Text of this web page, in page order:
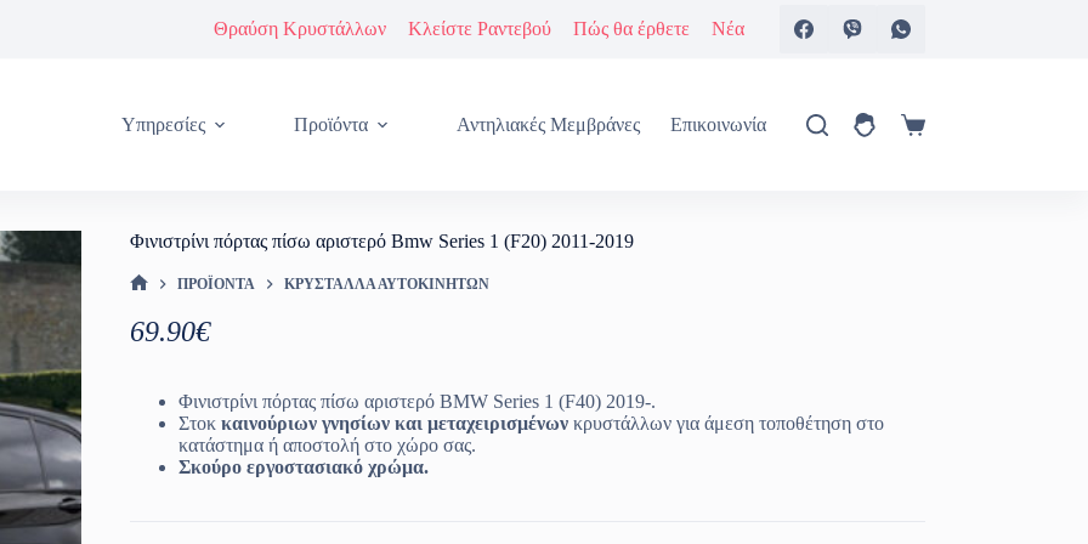
Θραύση Κρυστάλλων Κλείστε Ραντεβού Πώς θα έρθετε Νέα
Υπηρεσίες Προϊόντα Αντηλιακές Μεμβράνες Επικοινωνία
Καλάθι
Φινιστρίνι πόρτας πίσω αριστερό Bmw Series 1 (F20) 2011-2019
ΠΡΟΪΌΝΤΑ ΚΡΎΣΤΑΛΛΑ ΑΥΤΟΚΙΝΉΤΩΝ
69.90€
Φινιστρίνι πόρτας πίσω αριστερό BMW Series 1 (F40) 2019-.
Στοκ καινούριων γνησίων και μεταχειρισμένων κρυστάλλων για άμεση τοποθέτηση στο
κατάστημα ή αποστολή στο χώρο σας.
Σκούρο εργοστασιακό χρώμα.